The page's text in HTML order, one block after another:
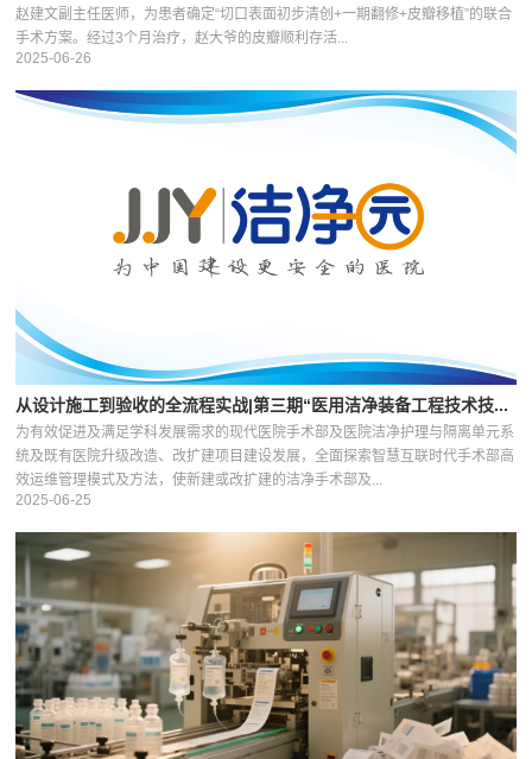
赵建文副主任医师，为患者确定“切口表面初步清创+一期翻修+皮瓣移植”的联合
手术方案。经过3个月治疗，赵大爷的皮瓣顺利存活...
2025-06-26
从设计施工到验收的全流程实战|第三期“医用洁净装备工程技术技...
为有效促进及满足学科发展需求的现代医院手术部及医院洁净护理与隔离单元系
统及既有医院升级改造、改扩建项目建设发展，全面探索智慧互联时代手术部高
效运维管理模式及方法，使新建或改扩建的洁净手术部及...
2025-06-25